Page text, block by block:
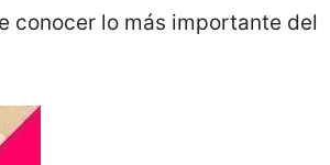
conocer lo más importante del